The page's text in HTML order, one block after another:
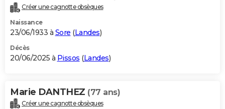
Créer une cagnotte obsèques
Naissance
23/06/1933 à Sore (Landes)
Décès
20/06/2025 à Pissos (Landes)
Marie DANTHEZ (77 ans)
Créer une cagnotte obsèques